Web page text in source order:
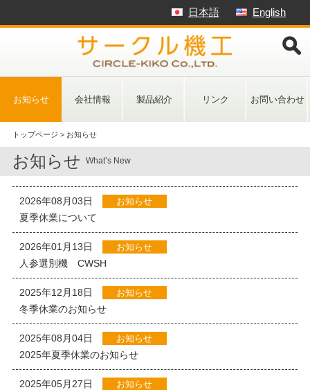
Skip
to
content
English
日本語
お知らせ 会社情報 製品紹介 リンク お問い合わせ
トップページ > お知らせ
お知らせ What’s New
2026年08月03日 お知らせ
夏季休業について
2026年01月13日 お知らせ
人参選別機 CWSH
2025年12月18日 お知らせ
冬季休業のお知らせ
2025年08月04日 お知らせ
2025年夏季休業のお知らせ
2025年05月27日 お知らせ